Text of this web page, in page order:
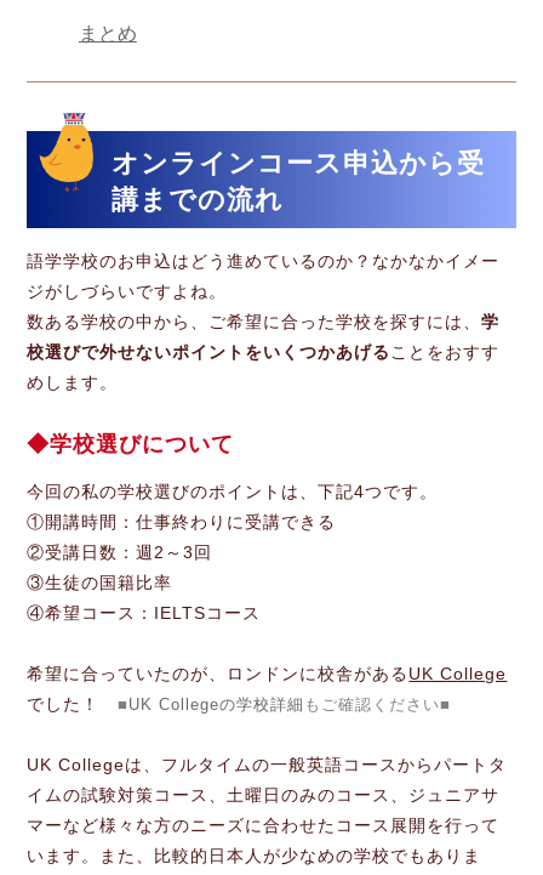
まとめ
オンラインコース申込から受
講までの流れ
語学学校のお申込はどう進めているのか？なかなかイメー
ジがしづらいですよね。
数ある学校の中から、ご希望に合った学校を探すには、学
校選びで外せないポイントをいくつかあげることをおすす
めします。
学校選びについて
今回の私の学校選びのポイントは、下記4つです。
①開講時間：仕事終わりに受講できる
②受講日数：週2～3回
③生徒の国籍比率
④希望コース：IELTSコース
希望に合っていたのが、ロンドンに校舎があるUK College
でした！■ UK Collegeの学校詳細 もご確認ください■
UK Collegeは、フルタイムの一般英語コースからパートタ
イムの試験対策コース、土曜日のみのコース、ジュニアサ
マーなど様々な方のニーズに合わせたコース展開を行って
います。また、比較的日本人が少なめの学校でもありま